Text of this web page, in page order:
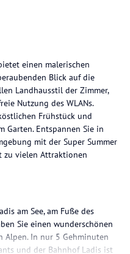
einen malerischen
Blick auf die
Landhausstil der Zimmer,
Nutzung des WLANs.
Frühstück und
Garten. Entspannen Sie in
mit der Super Summer
zu vielen Attraktionen
am See, am Fuße des
Sie einen wunderschönen
Alpen. In nur 5 Gehminuten
und der Bahnhof Ladis ist